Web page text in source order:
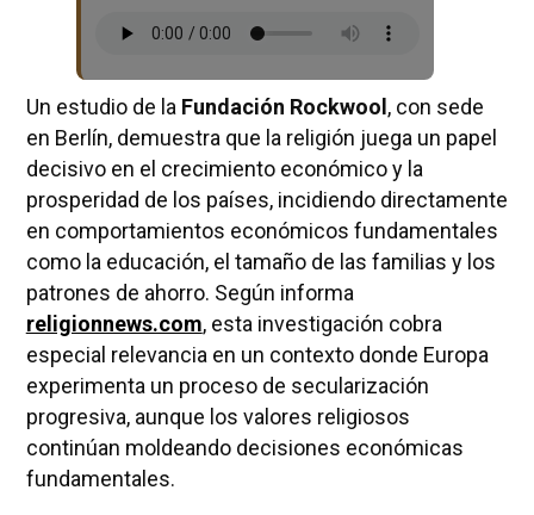
Un estudio de la Fundación Rockwool , con sede
en Berlín, demuestra que la religión juega un papel
decisivo en el crecimiento económico y la
prosperidad de los países, incidiendo directamente
en comportamientos económicos fundamentales
como la educación, el tamaño de las familias y los
patrones de ahorro. Según informa
religionnews.com, esta investigación cobra
especial relevancia en un contexto donde Europa
experimenta un proceso de secularización
progresiva, aunque los valores religiosos
continúan moldeando decisiones económicas
fundamentales.